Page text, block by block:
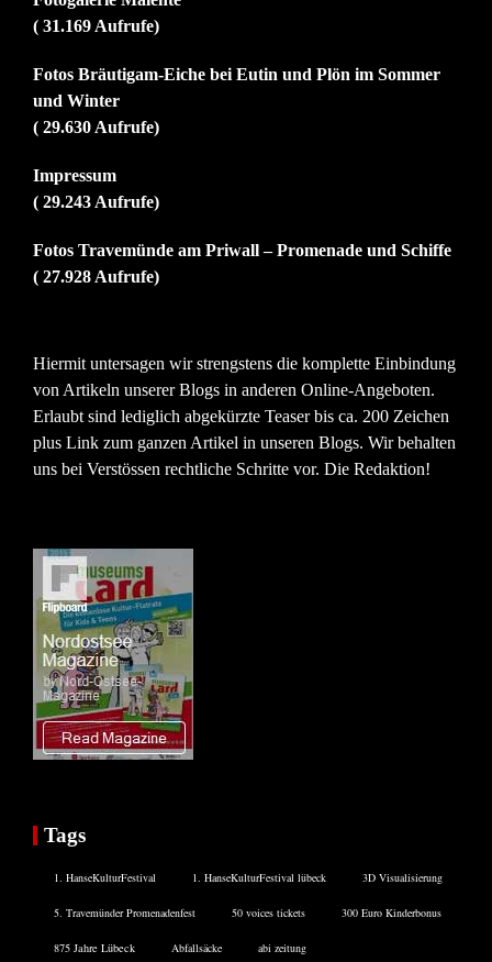
( 31.169 Aufrufe)
Fotos Bräutigam-Eiche bei Eutin und Plön im Sommer
und Winter
( 29.630 Aufrufe)
Impressum
( 29.243 Aufrufe)
Fotos Travemünde am Priwall – Promenade und Schiffe
( 27.928 Aufrufe)
Hiermit untersagen wir strengstens die komplette Einbindung
von Artikeln unserer Blogs in anderen Online-Angeboten.
Erlaubt sind lediglich abgekürzte Teaser bis ca. 200 Zeichen
plus Link zum ganzen Artikel in unseren Blogs. Wir behalten
uns bei Verstössen rechtliche Schritte vor. Die Redaktion!
Tags
1. HanseKulturFestival 1. HanseKulturFestival lübeck 3D Visualisierung
5. Travemünder Promenadenfest 50 voices tickets 300 Euro Kinderbonus
875 Jahre Lübeck Abfallsäcke abi zeitung